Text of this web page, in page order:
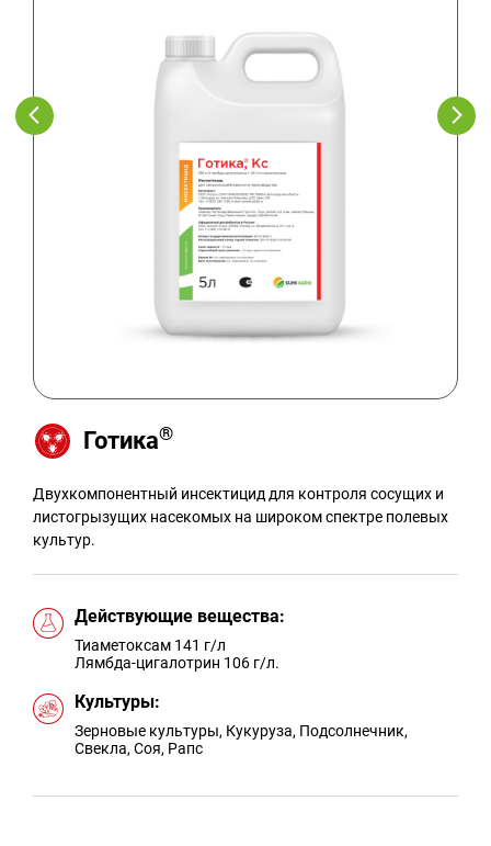
Готика®
Двухкомпонентный инсектицид для контроля сосущих и
листогрызущих насекомых на широком спектре полевых
культур.
Действующие вещества:
Тиаметоксам 141 г/л
Лямбда-цигалотрин 106 г/л.
Культуры:
Зерновые культуры, Кукуруза, Подсолнечник,
Свекла, Соя, Рапс